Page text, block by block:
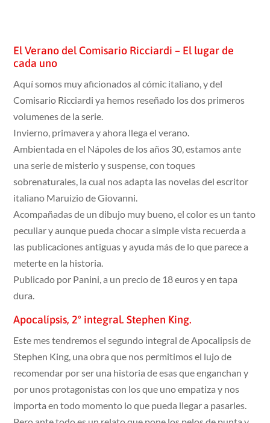
El Verano del Comisario Ricciardi – El lugar de
cada uno
Aquí somos muy aficionados al cómic italiano, y del
Comisario Ricciardi ya hemos reseñado los dos primeros
volumenes de la serie.
Invierno, primavera y ahora llega el verano.
Ambientada en el Nápoles de los años 30, estamos ante
una serie de misterio y suspense, con toques
sobrenaturales, la cual nos adapta las novelas del escritor
italiano Maruizio de Giovanni.
Acompañadas de un dibujo muy bueno, el color es un tanto
peculiar y aunque pueda chocar a simple vista recuerda a
las publicaciones antiguas y ayuda más de lo que parece a
meterte en la historia.
Publicado por Panini, a un precio de 18 euros y en tapa
dura.
Apocalípsis, 2º integral. Stephen King.
Este mes tendremos el segundo integral de Apocalipsis de
Stephen King, una obra que nos permitimos el lujo de
recomendar por ser una historia de esas que enganchan y
por unos protagonistas con los que uno empatiza y nos
importa en todo momento lo que pueda llegar a pasarles.